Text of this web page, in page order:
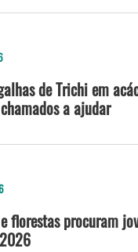
de Trichi em
a ajudar
florestas procuram